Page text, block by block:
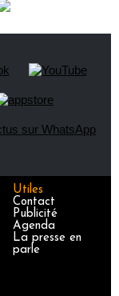
Utiles
Contact
Publicité
Agenda
La presse en
parle